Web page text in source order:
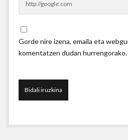
Gorde nire izena, emaila eta
komentatzen dudan hurrengorako.